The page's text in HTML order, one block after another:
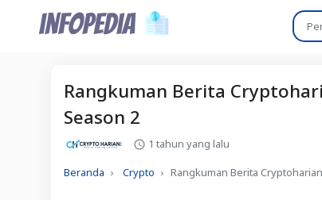
Rangkuman Berita
Season 2
1 tahun yang lalu
Beranda Crypto Rangkuman Berita